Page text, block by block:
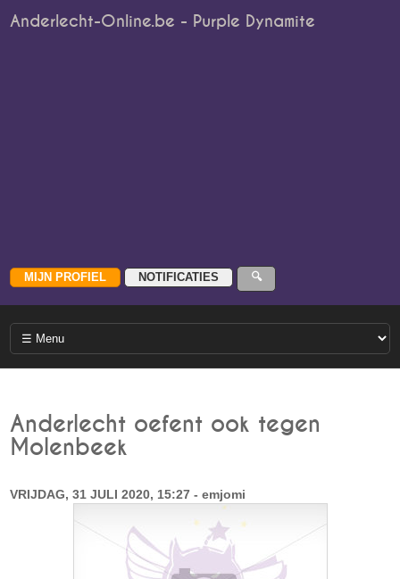
Anderlecht-Online.be - Purple Dynamite
Anderlecht oefent ook tegen
Molenbeek
VRIJDAG, 31 JULI 2020, 15:27 - emjomi